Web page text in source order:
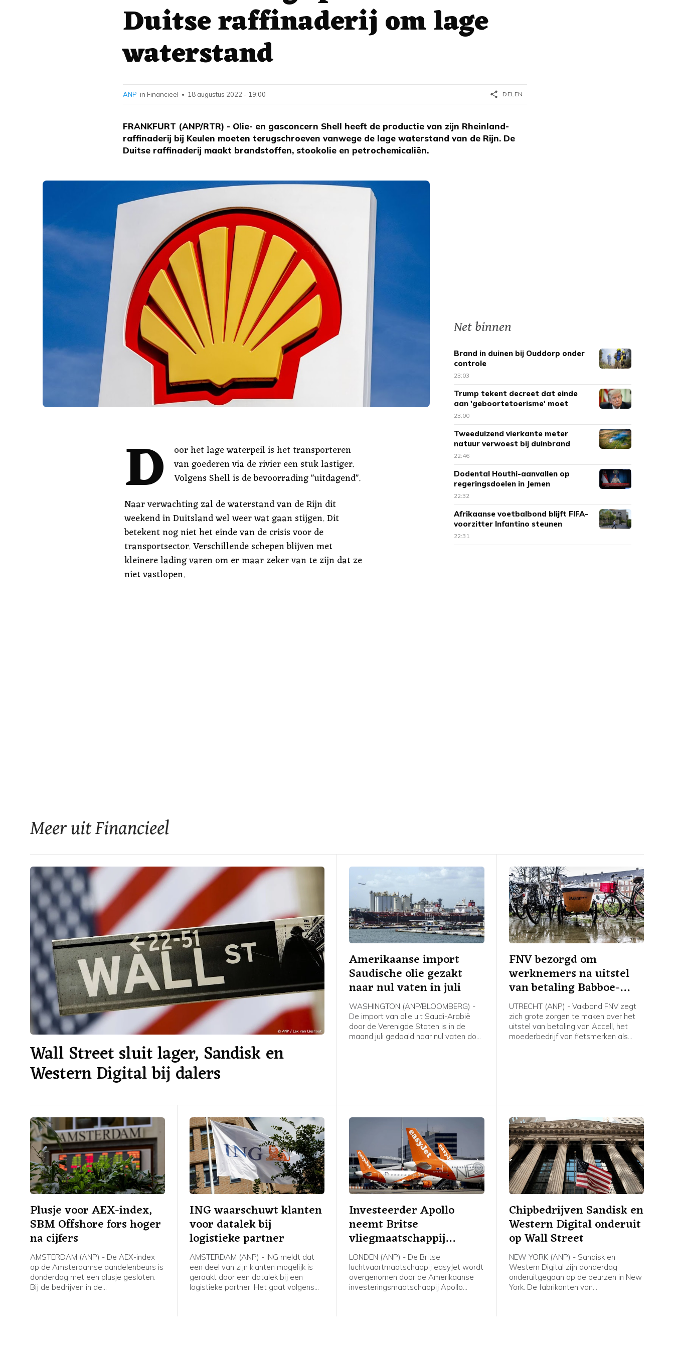
Duitse raffinaderij om lage
waterstand
FRANKFURT (ANP/RTR) - Olie- en gasconcern Shell heeft de productie van zijn Rheinland-
raffinaderij bij Keulen moeten terugschroeven vanwege de lage waterstand van de Rijn. De
Duitse raffinaderij maakt brandstoffen, stookolie en petrochemicaliën.
ANP in Financieel • 18 augustus 2022 - 19:00 share DELEN
D
oor het lage waterpeil is het transporteren
van goederen via de rivier een stuk lastiger.
Volgens Shell is de bevoorrading "uitdagend".
Naar verwachting zal de waterstand van de Rijn dit
weekend in Duitsland wel weer wat gaan stijgen. Dit
betekent nog niet het einde van de crisis voor de
transportsector. Verschillende schepen blijven met
kleinere lading varen om er maar zeker van te zijn dat ze
niet vastlopen.
Meer uit Financieel
Wall Street sluit lager, Sandisk en
Western Digital bij dalers
Amerikaanse import
Saudische olie gezakt
naar nul vaten in juli
WASHINGTON (ANP/BLOOMBERG) -
De import van olie uit Saudi-Arabië
door de Verenigde Staten is in de
maand juli gedaald naar nul vaten door
dat over een volledige maand geen
enkel vat Saudische olie is
geïmporteerd in de VS.
FNV bezorgd om
werknemers na uitstel
van betaling Babboe-
moeder
UTRECHT (ANP) - Vakbond FNV zegt
zich grote zorgen te maken over het
uitstel van betaling van Accell, het
moederbedrijf van fietsmerken als
grote onzekerheid met zich mee over
hun baan, inkomen en toekomst, aldus
de grootste vakbond van Nederland.
Plusje voor AEX-index,
SBM Offshore fors hoger
na cijfers
AMSTERDAM (ANP) - De AEX-index
op de Amsterdamse aandelenbeurs is
donderdag met een plusje gesloten.
Bij de bedrijven in de
ING waarschuwt klanten
voor datalek bij
logistieke partner
AMSTERDAM (ANP) - ING meldt dat
een deel van zijn klanten mogelijk is
geraakt door een datalek bij een
logistieke partner. Het gaat volgens
Investeerder Apollo
neemt Britse
vliegmaatschappij
easyJet over
LONDEN (ANP) - De Britse
luchtvaartmaatschappij easyJet wordt
overgenomen door de Amerikaanse
investeringsmaatschappij Apollo
Chipbedrijven Sandisk en
Western Digital onderuit
op Wall Street
NEW YORK (ANP) - Sandisk en
Western Digital zijn donderdag
onderuitgegaan op de beurzen in New
York. De fabrikanten van
Net binnen
Brand in duinen bij Ouddorp onder
controle
23:03
Trump tekent decreet dat einde
aan 'geboortetoerisme' moet
maken
23:00
Tweeduizend vierkante meter
natuur verwoest bij duinbrand
Ouddorp
22:46
Dodental Houthi-aanvallen op
regeringsdoelen in Jemen
opgelopen
22:32
Afrikaanse voetbalbond blijft FIFA-
voorzitter Infantino steunen
22:31